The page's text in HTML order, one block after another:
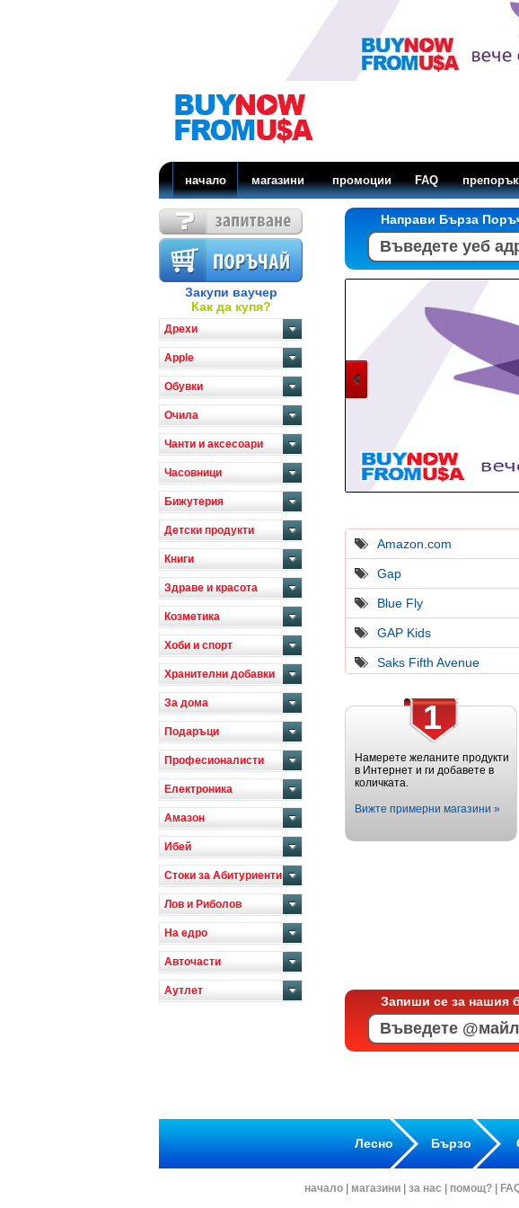
начало магазини промоции FAQ
Закупи ваучер
Как да купя?
Дрехи
Apple
Обувки
Очила
Чанти и аксесоари
Часовници
Бижутерия
Детски продукти
Книги
Здраве и красота
Козметика
Хоби и спорт
Хранителни добавки
За дома
Подаръци
Професионалисти
Електроника
Амазон
Ибей
Стоки за Абитуриенти
Лов и Риболов
На едро
Авточасти
Аутлет
Направи Бърза
Amazon.com
Gap
Blue Fly
GAP Kids
Saks Fifth Avenue
1
Намерете желаните продукти
в Интернет и ги добавете в
количката.
Вижте примерни магазини »
Запиши се за нашия
Лесно Бързо
начало магазини за нас помощ?